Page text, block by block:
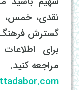
نقدی، خمس،
گسترش فرهنگ
برای
مراجعه کنید.